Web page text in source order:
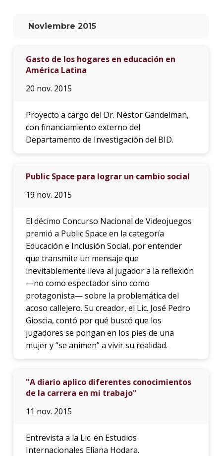
Noviembre 2015
Gasto de los hogares en educación en
América Latina
20 nov. 2015
Proyecto a cargo del Dr. Néstor Gandelman,
con financiamiento externo del
Departamento de Investigación del BID.
Public Space para lograr un cambio social
19 nov. 2015
El décimo Concurso Nacional de Videojuegos
premió a Public Space en la categoría
Educación e Inclusión Social, por entender
que transmite un mensaje que
inevitablemente lleva al jugador a la reflexión
—no como espectador sino como
protagonista— sobre la problemática del
acoso callejero. Su creador, el Lic. José Pedro
Gioscia, contó por qué buscó que los
jugadores se pongan en los pies de una
mujer y “se animen” a vivir su realidad.
"A diario aplico diferentes conocimientos
de la carrera en mi trabajo"
11 nov. 2015
Entrevista a la Lic. en Estudios
Internacionales Eliana Hodara.